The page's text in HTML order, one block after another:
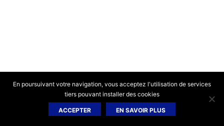
En poursuivant votre navigation, vous acceptez l'utilisation de services
tiers pouvant installer des cookies
ACCEPTER EN SAVOIR PLUS